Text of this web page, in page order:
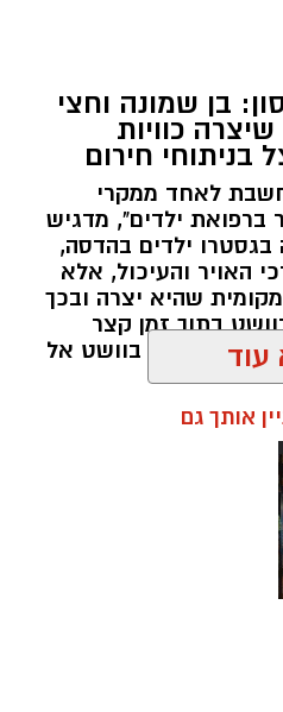
בימים האחרונים שתי
למעצר של שלושה
כסף מזומן ואמצעים
הבירה שביצעו חיפוש
כלי רכב שעוררו את
מעקב סמוי נעצרו שני
תושבי העיר ירושלים. ובחיפוש בכלי
כ-5.5 ק"ג של חומרים החשודים
מסוכנים, 15,140 ש"ח במזומן, שבעה
שני החשודים הועברו
את מעצר אחד
תחנת בית שמש,
רכב החשוד בסחר
בן שמונה וחצי
כוויות
בניתוחי חירום
לאחד ממקרי
ברפואת ילדים", מדגיש
בגסטרו ילדים בהדסה,
האויר והעיכול, אלא
שהיא יצרה ובכך
בתוך זמן קצר
מקרע חמור בוושט אלעוד
אותך גם